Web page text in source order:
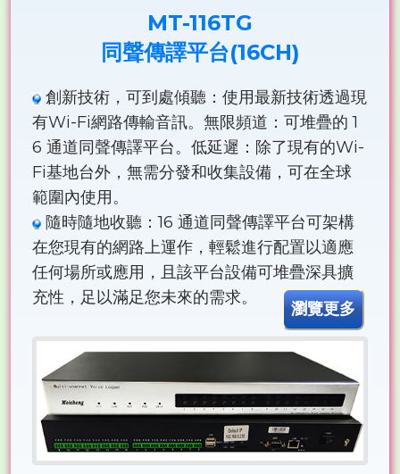
MT-116TG
同聲傳譯平台(16CH)
創新技術，可到處傾聽：使用最新技術透過現
有Wi-Fi網路傳輸音訊。無限頻道：可堆疊的 1
6 通道同聲傳譯平台。低延遲：除了現有的Wi-
Fi基地台外，無需分發和收集設備，可在全球
範圍內使用。
隨時隨地收聽：16 通道同聲傳譯平台可架構
在您現有的網路上運作，輕鬆進行配置以適應
任何場所或應用，且該平台設備可堆疊深具擴
充性，足以滿足您未來的需求。
瀏覽更多